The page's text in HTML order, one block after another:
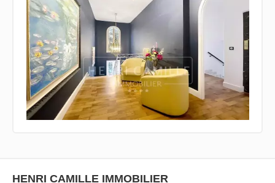
HENRI CAMILLE IMMOBILIER